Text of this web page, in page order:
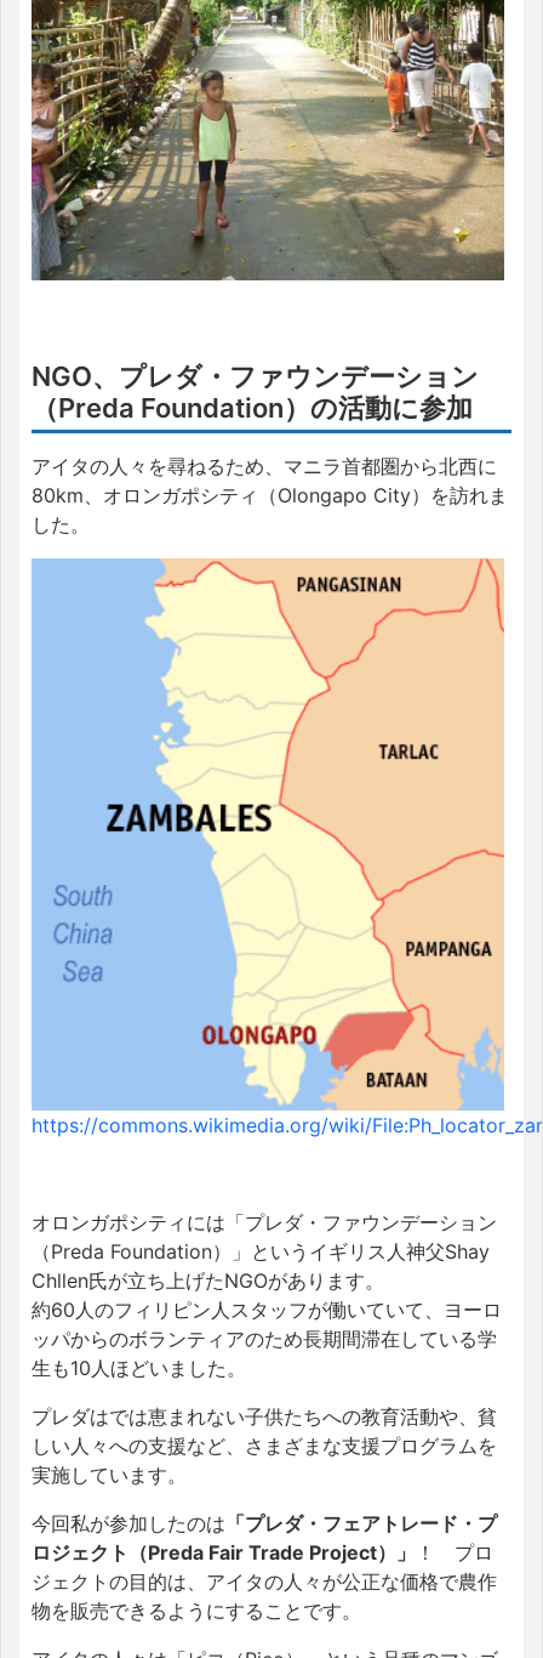
NGO、プレダ・ファウンデーション
（Preda Foundation）の活動に参加
アイタの人々を尋ねるため、マニラ首都圏から北西に
80km、オロンガポシティ（Olongapo City）を訪れま
した。
https://commons.wikimedia.org/wiki/
オロンガポシティには「プレダ・ファウンデーション
（Preda Foundation）」というイギリス人神父Shay
Chllen氏が立ち上げたNGOがあります。
約60人のフィリピン人スタッフが働いていて、ヨーロ
ッパからのボランティアのため長期間滞在している学
生も10人ほどいました。
プレダはでは恵まれない子供たちへの教育活動や、貧
しい人々への支援など、さまざまな支援プログラムを
実施しています。
今回私が参加したのは 「プレダ・フェアトレード・プ
ロジェクト（Preda Fair Trade Project）」
！ プロ
ジェクトの目的は、アイタの人々が公正な価格で農作
物を販売できるようにすることです。